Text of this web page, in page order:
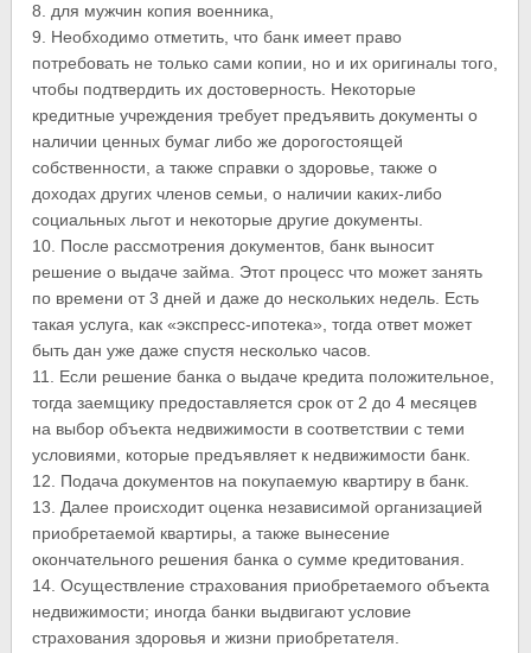
8. для мужчин копия военника,
9. Необходимо отметить, что банк имеет право
потребовать не только сами копии, но и их оригиналы того,
чтобы подтвердить их достоверность. Некоторые
кредитные учреждения требует предъявить документы о
наличии ценных бумаг либо же дорогостоящей
собственности, а также справки о здоровье, также о
доходах других членов семьи, о наличии каких-либо
социальных льгот и некоторые другие документы.
10. После рассмотрения документов, банк выносит
решение о выдаче займа. Этот процесс что может занять
по времени от 3 дней и даже до нескольких недель. Есть
такая услуга, как «экспресс-ипотека», тогда ответ может
быть дан уже даже спустя несколько часов.
11. Если решение банка о выдаче кредита положительное,
тогда заемщику предоставляется срок от 2 до 4 месяцев
на выбор объекта недвижимости в соответствии с теми
условиями, которые предъявляет к недвижимости банк.
12. Подача документов на покупаемую квартиру в банк.
13. Далее происходит оценка независимой организацией
приобретаемой квартиры, а также вынесение
окончательного решения банка о сумме кредитования.
14. Осуществление страхования приобретаемого объекта
недвижимости; иногда банки выдвигают условие
страхования здоровья и жизни приобретателя.